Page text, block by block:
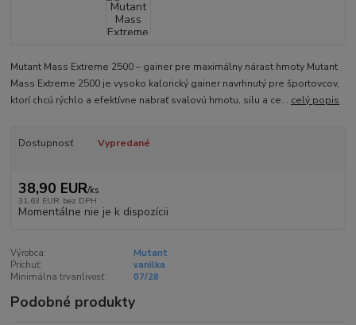
Mutant Mass Extreme 2500 – gainer pre maximálny nárast hmoty Mutant
Mass Extreme 2500 je vysoko kalorický gainer navrhnutý pre športovcov,
ktorí chcú rýchlo a efektívne nabrať svalovú hmotu, silu a ce... celý popis
Dostupnosť Vypredané
38,90 EUR/ks
31,63 EUR bez DPH
Momentálne nie je k dispozícii
Výrobca:
Mutant
Príchuť:
vanilka
Minimálna trvanlivosť:
07/28
Podobné produkty